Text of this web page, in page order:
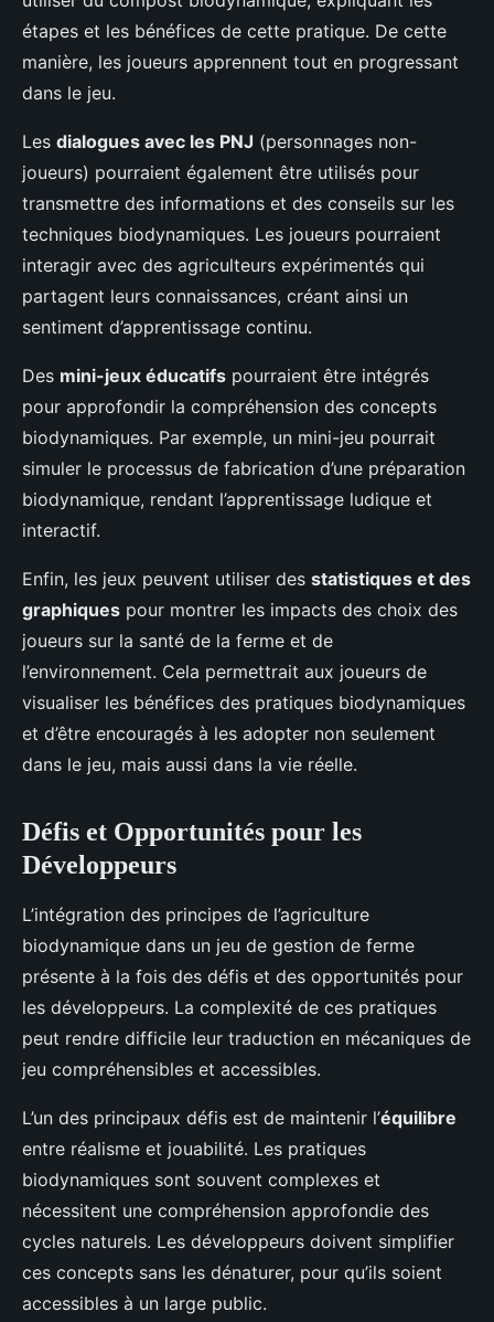
étapes et les bénéfices de cette pratique. De cette
manière, les joueurs apprennent tout en progressant
dans le jeu.
Les dialogues avec les PNJ (personnages non-
joueurs) pourraient également être utilisés pour
transmettre des informations et des conseils sur les
techniques biodynamiques. Les joueurs pourraient
interagir avec des agriculteurs expérimentés qui
partagent leurs connaissances, créant ainsi un
sentiment d’apprentissage continu.
Des mini-jeux éducatifs pourraient être intégrés
pour approfondir la compréhension des concepts
biodynamiques. Par exemple, un mini-jeu pourrait
simuler le processus de fabrication d’une préparation
biodynamique, rendant l’apprentissage ludique et
interactif.
Enfin, les jeux peuvent utiliser des statistiques et des
graphiques pour montrer les impacts des choix des
joueurs sur la santé de la ferme et de
l’environnement. Cela permettrait aux joueurs de
visualiser les bénéfices des pratiques biodynamiques
et d’être encouragés à les adopter non seulement
dans le jeu, mais aussi dans la vie réelle.
Défis et Opportunités pour les
Développeurs
L’intégration des principes de l’agriculture
biodynamique dans un jeu de gestion de ferme
présente à la fois des défis et des opportunités pour
les développeurs. La complexité de ces pratiques
peut rendre difficile leur traduction en mécaniques de
jeu compréhensibles et accessibles.
L’un des principaux défis est de maintenir l’équilibre
entre réalisme et jouabilité. Les pratiques
biodynamiques sont souvent complexes et
nécessitent une compréhension approfondie des
cycles naturels. Les développeurs doivent simplifier
ces concepts sans les dénaturer, pour qu’ils soient
accessibles à un large public.